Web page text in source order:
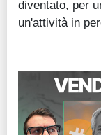
diventato, per
un'attività in